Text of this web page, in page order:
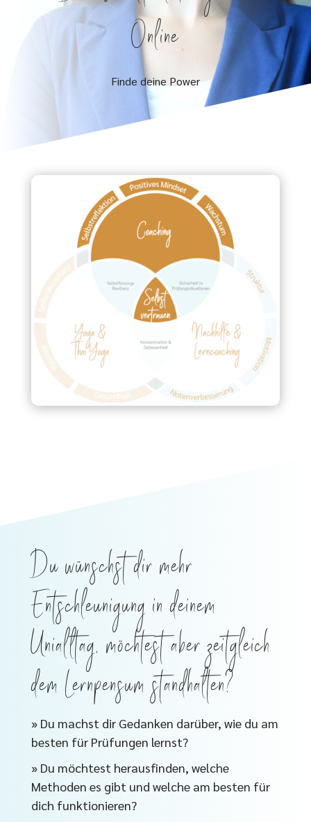
Online
Finde deine Power
Du wünschst dir mehr
Entschleunigung in deinem
Unialltag, möchtest aber zeitgleich
dem Lernpensum standhalten?
» Du machst dir Gedanken darüber, wie du am
besten für Prüfungen lernst?
» Du möchtest herausfinden, welche
Methoden es gibt und welche am besten für
dich funktionieren?